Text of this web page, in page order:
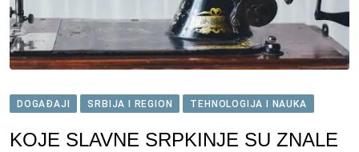
DOGAĐAJI SRBIJA I REGION TEHNOLOGIJA I NAUKA
KOJE SLAVNE SRPKINJE SU ZNALE